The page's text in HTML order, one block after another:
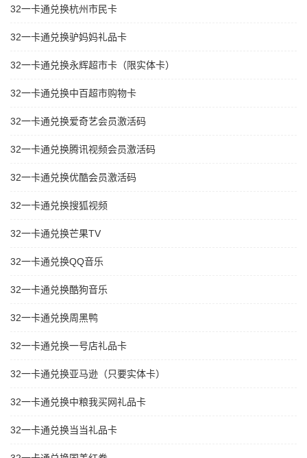
32一卡通兑换杭州市民卡
32一卡通兑换驴妈妈礼品卡
32一卡通兑换永辉超市卡（限实体卡）
32一卡通兑换中百超市购物卡
32一卡通兑换爱奇艺会员激活码
32一卡通兑换腾讯视频会员激活码
32一卡通兑换优酷会员激活码
32一卡通兑换搜狐视频
32一卡通兑换芒果TV
32一卡通兑换QQ音乐
32一卡通兑换酷狗音乐
32一卡通兑换周黑鸭
32一卡通兑换一号店礼品卡
32一卡通兑换亚马逊（只要实体卡）
32一卡通兑换中粮我买网礼品卡
32一卡通兑换当当礼品卡